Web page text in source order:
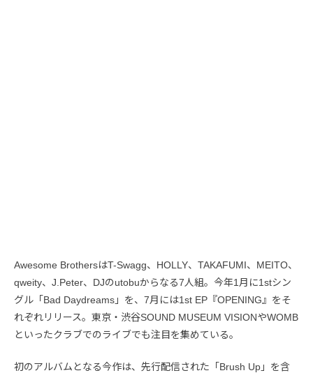
Awesome BrothersはT-Swagg、HOLLY、TAKAFUMI、MEITO、
qweity、J.Peter、DJのutobuからなる7人組。今年1月に1stシン
グル「Bad Daydreams」を、7月には1st EP『OPENING』をそ
れぞれリリース。東京・渋谷SOUND MUSEUM VISIONやWOMB
といったクラブでのライブでも注目を集めている。
初のアルバムとなる今作は、先行配信された「Brush Up」を含